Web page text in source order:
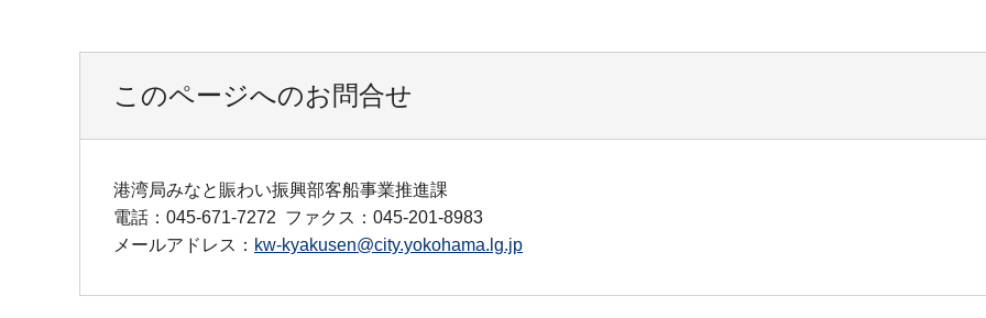
このページへのお問合せ
港湾局みなと賑わい振興部客船事業推進課
電話：045-671-7272 ファクス：045-201-8983
メールアドレス： kw-kyakusen@city.yokohama.lg.jp